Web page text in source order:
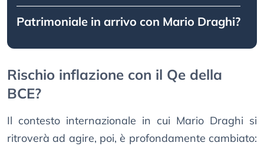
Patrimoniale in arrivo con Mario Draghi?
Rischio inflazione con il Qe della
BCE?
Il contesto internazionale in cui Mario Draghi si
ritroverà ad agire, poi, è profondamente cambiato: